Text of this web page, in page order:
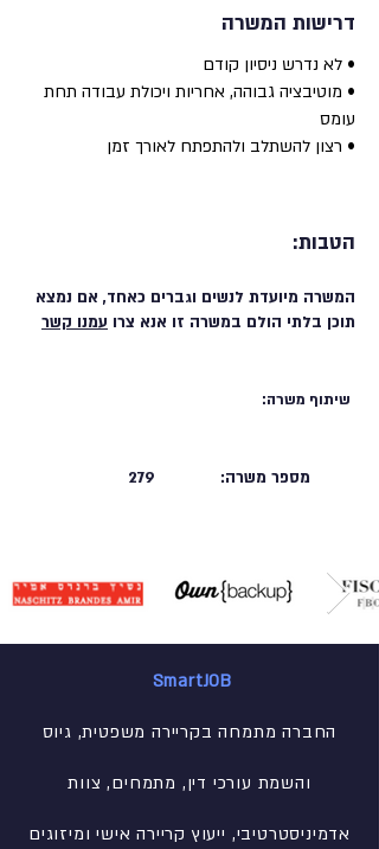
דרישות המשרה
• לא נדרש ניסיון קודם
• מוטיבציה גבוהה, אחריות ויכולת עבודה תחת
עומס
• רצון להשתלב ולהתפתח לאורך זמן
הטבות:
המשרה מיועדת לנשים וגברים כאחד, אם נמצא
תוכן בלתי הולם במשרה זו אנא צרו עמנו קשר
שיתוף משרה:
279 מספר משרה:
SmartJOB
החברה מתמחה בקריירה משפטית, גיוס
והשמת עורכי דין, מתמחים, צוות
אדמיניסטרטיבי, ייעוץ קריירה אישי ומיזוגים